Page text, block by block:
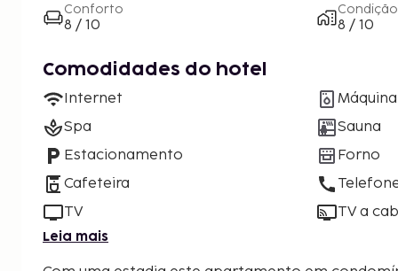
Conforto
8 / 10
Condição
8 / 10
Comodidades do hotel
Internet
Spa
Estacionamento
Cafeteira
TV
Sauna
Forno
TV a
Leia mais